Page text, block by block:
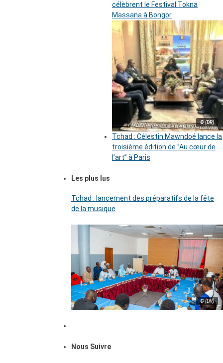
célèbrent le Festival Tokna
Massana à Bongor
© (DR)
Tchad : Célestin Mawndoé lance la
troisième édition de ‘’Au cœur de
l’art’’ à Paris
Les plus lus
Tchad : lancement des préparatifs de la fête
de la musique
© (DR)
Nous Suivre